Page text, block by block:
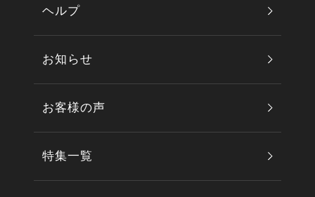
ヘルプ
お知らせ
お客様の声
特集一覧